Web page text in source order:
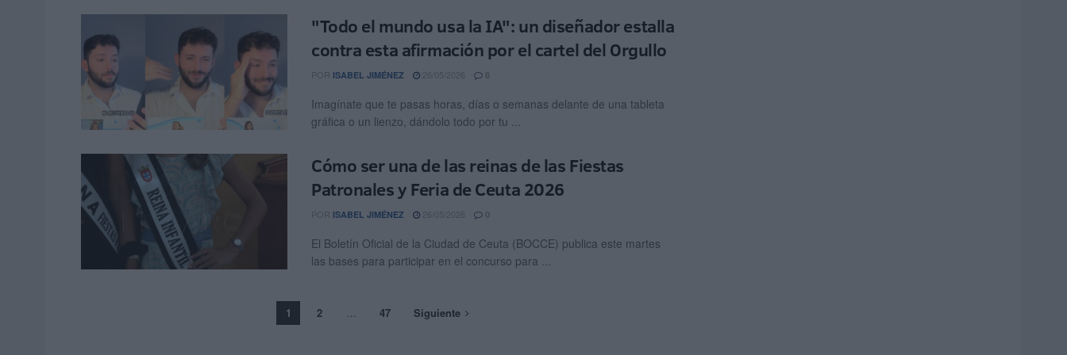
"Todo el mundo usa la IA": un diseñador estalla
contra esta afirmación por el cartel del Orgullo
POR ISABEL JIMÉNEZ 8
Imagínate que te pasas horas, días o semanas delante de una tableta
gráfica o un lienzo, dándolo todo por tu ...
Cómo ser una de las reinas de las Fiestas
Patronales y Feria de Ceuta 2026
POR ISABEL JIMÉNEZ 0
El Boletín Oficial de la Ciudad de Ceuta (BOCCE) publica este martes
las bases para participar en el concurso para ...
1 2 … 47 Siguiente